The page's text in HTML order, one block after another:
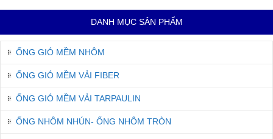
DANH MỤC SẢN PHẨM
ỐNG GIÓ MỀM NHÔM
ỐNG GIÓ MỀM VẢI FIBER
ỐNG GIÓ MỀM VẢI TARPAULIN
ỐNG NHÔM NHÚN- ỐNG NHÔM TRÒN